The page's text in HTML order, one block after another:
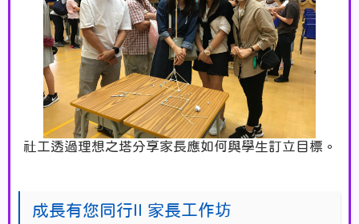
社工透過理想之塔分享家長應如何與學生訂立目標。
成長有您同行II 家長工作坊